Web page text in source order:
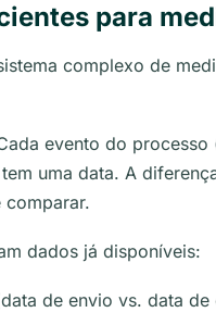
para
complexo de
evento do
uma data. A
dados já disponíveis:
de envio vs. data